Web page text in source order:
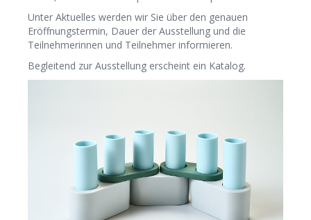
Unter Aktuelles werden wir Sie über den genauen
Eröffnungstermin, Dauer der Ausstellung und die
Teilnehmerinnen und Teilnehmer informieren.
Begleitend zur Ausstellung erscheint ein Katalog.